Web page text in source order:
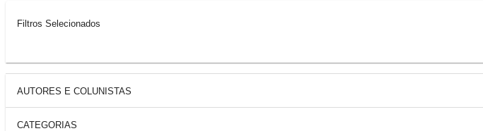
Filtros Selecionados
AUTORES E COLUNISTAS
CATEGORIAS